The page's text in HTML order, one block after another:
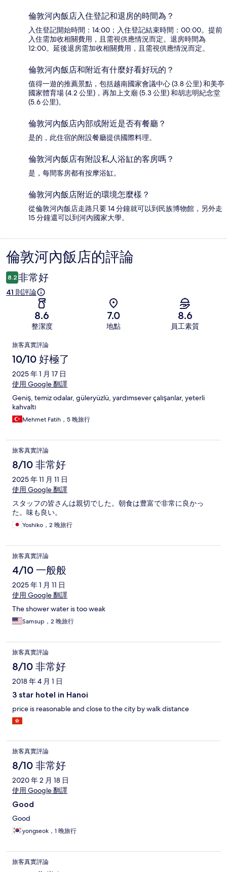
倫敦河內飯店入住登記和退房的時間為？
入住登記開始時間：14:00；入住登記結束時間：00:00。提前
入住需加收相關費用，且需視供應情況而定。退房時間為
12:00。延後退房需加收相關費用，且需視供應情況而定。
倫敦河內飯店和附近有什麼好看好玩的？
值得一遊的推薦景點，包括越南國家會議中心 (3.8 公里) 和美亭
國家體育場 (4.2 公里)，再加上文廟 (5.3 公里) 和胡志明紀念堂
(5.6 公里)。
倫敦河內飯店內部或附近是否有餐廳？
是的，此住宿的附設餐廳提供國際料理。
倫敦河內飯店有附設私人浴缸的客房嗎？
是，每間客房都有按摩浴缸。
倫敦河內飯店附近的環境怎麼樣？
從倫敦河內飯店走路只要 14 分鐘就可以到民族博物館，另外走
15 分鐘還可以到河內國家大學。
評
論
倫敦河內飯店的評論
8.2 非常好
41 則評論
8.6
整潔度
7.0
地點
8.6
員工素質
評
論
旅客真實評論
10/10 好極了
2025 年 1 月 17 日
使用 Google 翻譯
Geniş, temiz odalar, güleryüzlü, yardımsever çalışanlar, yeterli
kahvaltı
Mehmet Fatih，5 晚旅行
旅客真實評論
8/10 非常好
2025 年 11 月 11 日
使用 Google 翻譯
スタッフの皆さんは親切でした。朝食は豊富で非常に良かっ
た。味も良い。
Yoshiko，2 晚旅行
旅客真實評論
4/10 一般般
2025 年 1 月 11 日
使用 Google 翻譯
The shower water is too weak
Samsup，2 晚旅行
旅客真實評論
8/10 非常好
2018 年 4 月 1 日
3 star hotel in Hanoi
price is reasonable and close to the city by walk distance
旅客真實評論
8/10 非常好
2020 年 2 月 18 日
使用 Google 翻譯
Good
Good
yongseok，1 晚旅行
旅客真實評論